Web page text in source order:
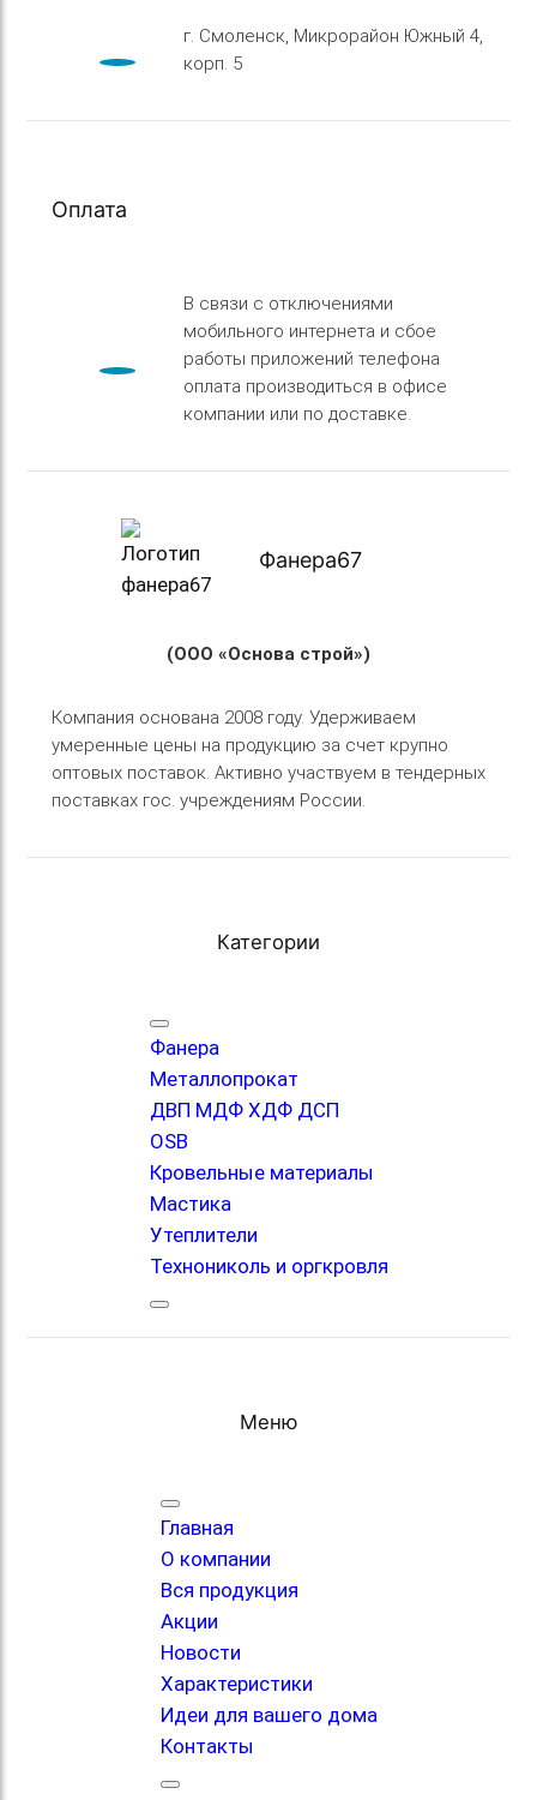
г. Смоленск, Микрорайон Южный 4,
корп. 5
Оплата
В связи с отключениями
мобильного интернета и сбое
работы приложений телефона
оплата производиться в офисе
компании или по доставке.
Фанера67
(ООО «Основа строй»)
Компания основана 2008 году. Удерживаем
умеренные цены на продукцию за счет крупно
оптовых поставок. Активно участвуем в тендерных
поставках гос. учреждениям России.
Категории
Фанера
Металлопрокат
ДВП МДФ ХДФ ДСП
OSB
Кровельные материалы
Мастика
Утеплители
Технониколь и оргкровля
Меню
Главная
О компании
Вся продукция
Акции
Новости
Характеристики
Идеи для вашего дома
Контакты